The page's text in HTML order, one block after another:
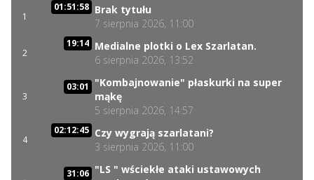
1
01:51:58 Brak tytułu
7 sierpnia 2026, 11:00
2
19:14 Medialne plotki o Lex Szarlatan.
6 sierpnia 2026, 13:52
3
03:01
"Kombajnowanie" płaskurki na super
mąkę
5 sierpnia 2026, 14:57
4
02:12:45 Czy wygrają szarlatani?
3 sierpnia 2026, 11:00
31:06 "LS " wściekłe ataki ustawowych